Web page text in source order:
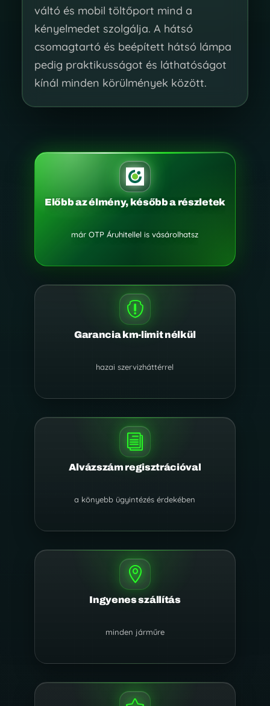
váltó és mobil töltőport mind a
kényelmedet szolgálja. A hátsó
csomagtartó és beépített hátsó lámpa
pedig praktikusságot és láthatóságot
kínál minden körülmények között.
Előbb az élmény, később a részletek
már OTP Áruhitellel is vásárolhatsz

Garancia km-limit nélkül
hazai szervizháttérrel
i
Alvázszám regisztrációval
a könyebb ügyintézés érdekében

Ingyenes szállítás
minden járműre